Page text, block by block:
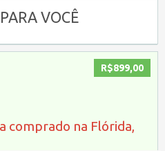
VOCÊ
R$899,00
comprado na Flórida,